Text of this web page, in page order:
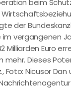
beim
der
vergangenen
Milliarden Euro
mehr. Dieses
Foto: Nicusor Dan